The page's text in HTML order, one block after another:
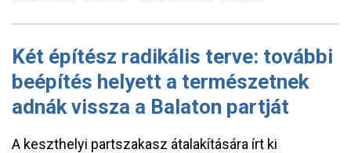
Két építész radikális terve: további
beépítés helyett a természetnek
adnák vissza a Balaton partját
A keszthelyi partszakasz átalakítására írt ki